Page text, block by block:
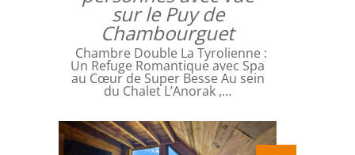
sur le Puy de
Chambourguet
Chambre Double La Tyrolienne :
Un Refuge Romantique avec Spa
au Cœur de Super Besse Au sein
du Chalet L’Anorak ,…